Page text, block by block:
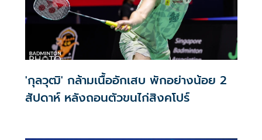
Sport Analytics
'กุลวุฒิ' กล้ามเนื้ออักเสบ พักอย่างน้อย 2
สัปดาห์ หลังถอนตัวขนไก่สิงคโปร์